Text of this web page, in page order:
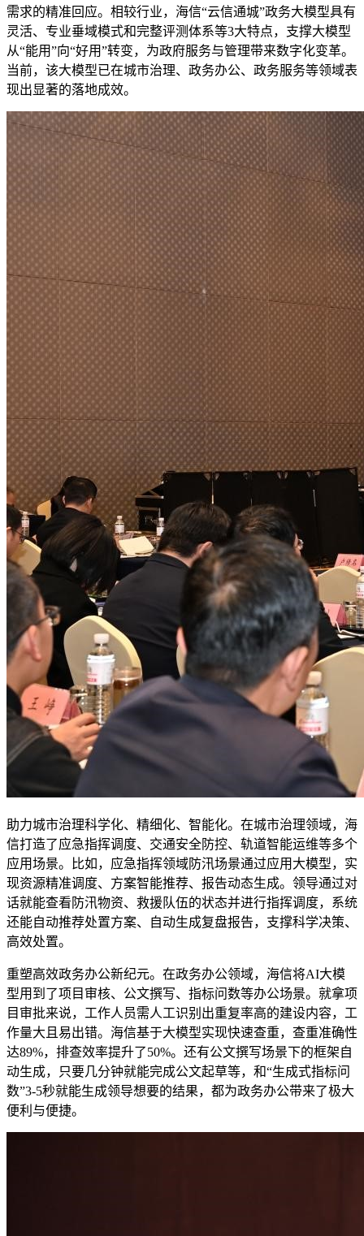
需求的精准回应。相较行业，海信“云信通城”政务大模型具有
灵活、专业垂域模式和完整评测体系等3大特点，支撑大模型
从“能用”向“好用”转变，为政府服务与管理带来数字化变革。
当前，该大模型已在城市治理、政务办公、政务服务等领域表
现出显著的落地成效。
助力城市治理科学化、精细化、智能化。在城市治理领域，海
信打造了应急指挥调度、交通安全防控、轨道智能运维等多个
应用场景。比如，应急指挥领域防汛场景通过应用大模型，实
现资源精准调度、方案智能推荐、报告动态生成。领导通过对
话就能查看防汛物资、救援队伍的状态并进行指挥调度，系统
还能自动推荐处置方案、自动生成复盘报告，支撑科学决策、
高效处置。
重塑高效政务办公新纪元。在政务办公领域，海信将AI大模
型用到了项目审核、公文撰写、指标问数等办公场景。就拿项
目审批来说，工作人员需人工识别出重复率高的建设内容，工
作量大且易出错。海信基于大模型实现快速查重，查重准确性
达89%，排查效率提升了50%。还有公文撰写场景下的框架自
动生成，只要几分钟就能完成公文起草等，和“生成式指标问
数”3-5秒就能生成领导想要的结果，都为政务办公带来了极大
便利与便捷。